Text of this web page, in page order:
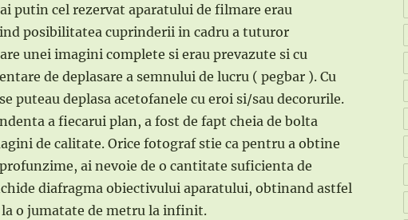
putin cel rezervat aparatului de filmare erau
posibilitatea cuprinderii in cadru a tuturor
unei imagini complete si erau prevazute si cu
de deplasare a semnului de lucru ( pegbar ). Cu
puteau deplasa acetofanele cu eroi si/sau decorurile.
a fiecarui plan, a fost de fapt cheia de bolta
de calitate. Orice fotograf stie ca pentru a obtine
ai nevoie de o cantitate suficienta de
diafragma obiectivului aparatului, obtinand astfel
la o jumatate de metru la infinit.